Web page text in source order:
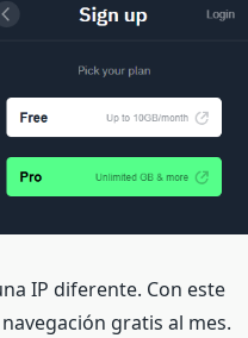
IP diferente. Con este
gratis al mes.